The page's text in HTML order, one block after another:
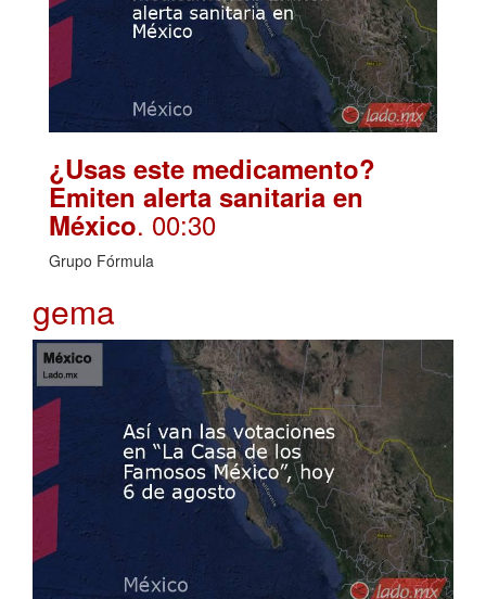
¿Usas este medicamento?
Emiten alerta sanitaria en
México. 00:30
Grupo Fórmula
gema